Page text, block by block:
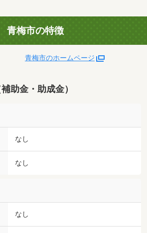
青梅市の特徴
青梅市のホームページ
助金・助成金）
なし
なし
なし